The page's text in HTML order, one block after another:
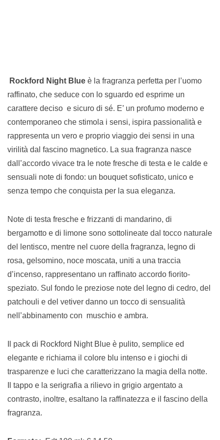
Rockford Night Blue è la fragranza perfetta per l’uomo
raffinato, che seduce con lo sguardo ed esprime un
carattere deciso e sicuro di sé. E’ un profumo moderno e
contemporaneo che stimola i sensi, ispira passionalità e
rappresenta un vero e proprio viaggio dei sensi in una
virilità dal fascino magnetico. La sua fragranza nasce
dall’accordo vivace tra le note fresche di testa e le calde e
sensuali note di fondo: un bouquet sofisticato, unico e
senza tempo che conquista per la sua eleganza.
Note di testa fresche e frizzanti di mandarino, di
bergamotto e di limone sono sottolineate dal tocco naturale
del lentisco, mentre nel cuore della fragranza, legno di
rosa, gelsomino, noce moscata, uniti a una traccia
d’incenso, rappresentano un raffinato accordo fiorito-
speziato. Sul fondo le preziose note del legno di cedro, del
patchouli e del vetiver danno un tocco di sensualità
nell’abbinamento con muschio e ambra.
Il pack di Rockford Night Blue è pulito, semplice ed
elegante e richiama il colore blu intenso e i giochi di
trasparenze e luci che caratterizzano la magia della notte.
Il tappo e la serigrafia a rilievo in grigio argentato a
contrasto, inoltre, esaltano la raffinatezza e il fascino della
fragranza.